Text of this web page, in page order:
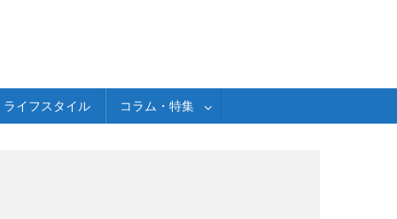
ライフスタイル コラム・特集